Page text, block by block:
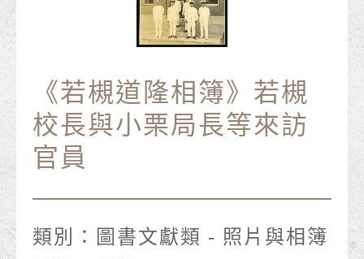
《若槻道隆相簿》若槻
校長與小栗局長等來訪
官員
類別：
圖書文獻類 - 照片與相簿